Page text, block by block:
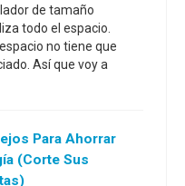
de tamaño
todo el espacio.
no tiene que
Así que voy a
Para Ahorrar
(corte Sus